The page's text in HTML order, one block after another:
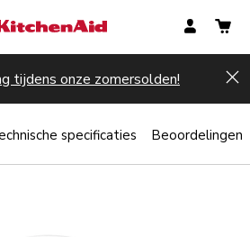
tijdens onze zomersolden!
specificaties Beoordelingen